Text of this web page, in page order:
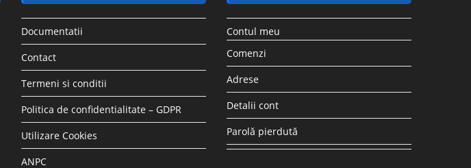
Documentatii
Contact
Termeni si conditii
Politica de confidentialitate – GDPR
Utilizare Cookies
ANPC
Contul meu
Comenzi
Adrese
Detalii cont
Parolă pierdută